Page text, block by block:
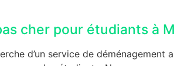
cher pour étudiants à
d’un service de